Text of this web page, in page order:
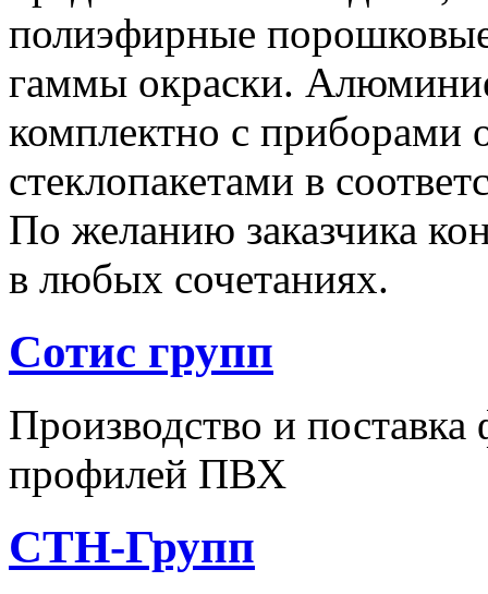
полиэфирные
гаммы окраски.
комплектно с приборами
стеклопакетами в
По желанию заказчика
в любых сочетаниях.
Сотис групп
Производство и
профилей ПВХ
СТН-Групп